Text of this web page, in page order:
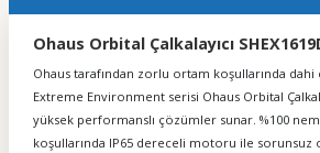
Ohaus Orbital Çalkalayıcı
Ohaus tarafından zorlu ortam koşullarında dahi
Extreme Environment serisi Ohaus Orbital
yüksek performanslı çözümler sunar. %100
koşullarında IP65 dereceli motoru ile sorunsuz